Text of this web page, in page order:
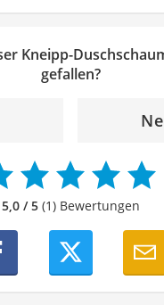
Pflegeprodukte,
vieles mehr. Meine
Lesern dabei zu helfen,
Pflegeroutine zu
Vergleich ist aus
fürDuschende
Kneipp-
gefallen?
5,0 / 5(1) Bewertungen